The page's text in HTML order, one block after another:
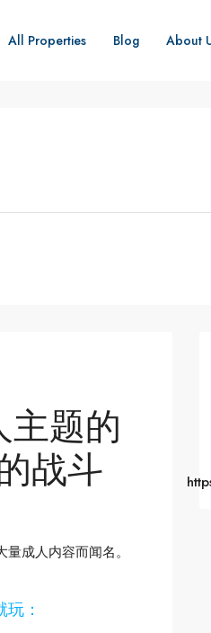
All Properties Blog About
题的
战斗
成人内容而闻名。
：